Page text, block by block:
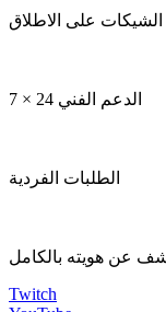
الشيكات على الاطلاق
الدعم الفني 24 × 7
الطلبات الفردية
عن هويته بالكامل
Twitch